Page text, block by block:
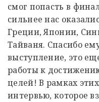
смог попасть в
сильнее нас
Греции, Японии,
Тайваня. Спасибо
выступление, это
работы к
целей! В рамках
интервью, которое